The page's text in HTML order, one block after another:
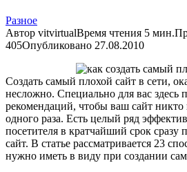
Разное
Автор vitvirtualВремя чтения 5 мин.
405Опубликовано 27.08.2010
Создать самый плохой сайт в сети,
несложно. Специально для вас здесь
рекомендаций, чтобы ваш сайт
одного раза. Есть целый ряд
посетителя в кратчайший срок сразу
сайт. В статье рассматривается 23
нужно иметь в виду при создании